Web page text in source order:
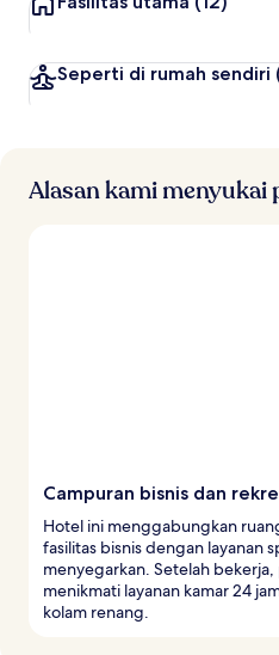
Seperti di rumah sendiri
Alasan kami menyukai
Campuran bisnis dan
Hotel ini menggabungkan
fasilitas bisnis dengan layanan
menyegarkan. Setelah
menikmati layanan kamar 24
kolam renang.